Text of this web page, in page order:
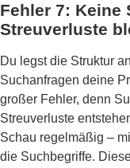
Fehler 7: Keine
Streuverluste
Du legst die Struktur
Suchanfragen deine
großer Fehler, denn
Streuverluste
Schau regelmäßig –
die Suchbegriffe.